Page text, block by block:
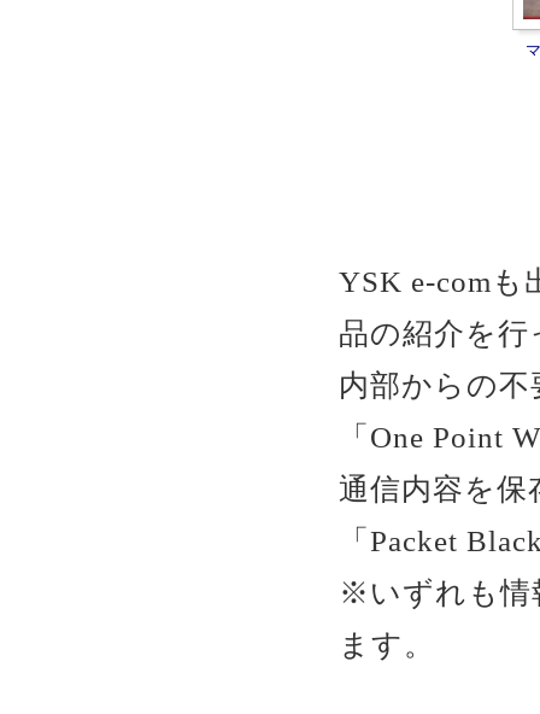
YSK e-com
品の紹介を
内部からの
「One Point
通信内容を
「Packet
※いずれも情
ます。